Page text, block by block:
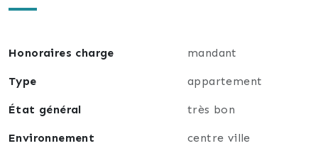
Honoraires charge mandant
Type appartement
État général très bon
Environnement centre ville